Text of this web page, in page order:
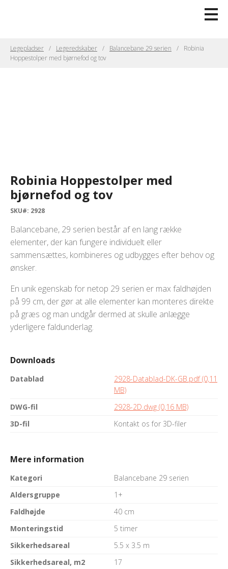
Legepladser Legeredskaber Balancebane 29 serien
Robinia
Hoppestolper med bjørnefod og tov
Robinia Hoppestolper med
bjørnefod og tov
SKU#: 2928
Balancebane, 29 serien består af en lang række
elementer, der kan fungere individuelt eller
sammensættes, kombineres og udbygges efter behov og
ønsker.
En unik egenskab for netop 29 serien er max faldhøjden
på 99 cm, der gør at alle elementer kan monteres direkte
på græs og man undgår dermed at skulle anlægge
yderligere faldunderlag.
Downloads
Datablad
2928-Datablad-DK-GB.pdf (0,11
MB)
DWG-fil
2928-2D.dwg (0,16 MB)
3D-fil
Kontakt os for 3D-filer
Mere information
Kategori
Balancebane 29 serien
Aldersgruppe
1+
Faldhøjde
40 cm
Monteringstid
5 timer
Sikkerhedsareal
5.5 x 3.5 m
Sikkerhedsareal, m2
17